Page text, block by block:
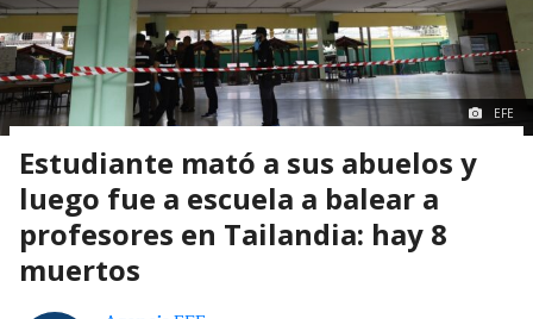
EFE
Estudiante mató a sus abuelos y
luego fue a escuela a balear a
profesores en Tailandia: hay 8
muertos